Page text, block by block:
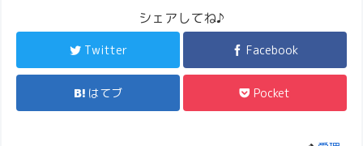
シェアしてね♪
Twitter Facebook
はてブ Pocket